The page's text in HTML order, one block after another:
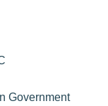
Government